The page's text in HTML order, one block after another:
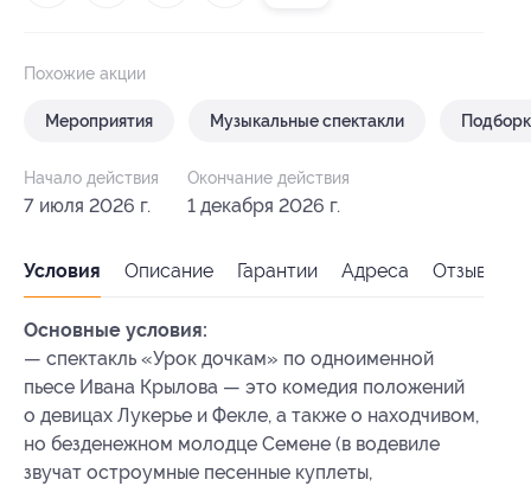
Похожие акции
Мероприятия Музыкальные спектакли
Начало действия
7 июля 2026 г.
Окончание действия
1 декабря 2026 г.
Условия Описание Гарантии Адреса Отзывы
Основные условия:
— спектакль «Урок дочкам» по одноименной
пьесе Ивана Крылова — это комедия положений
о девицах Лукерье и Фекле, а также о находчивом,
но безденежном молодце Семене (в водевиле
звучат остроумные песенные куплеты,